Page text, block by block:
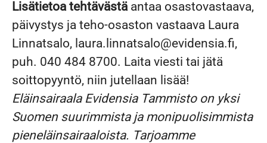
Lisätietoa tehtävästä antaa osastovastaava,
päivystys ja teho-osaston vastaava Laura
Linnatsalo, laura.linnatsalo@evidensia.fi,
puh. 040 484 8700. Laita viesti tai jätä
soittopyyntö, niin jutellaan lisää!
Eläinsairaala Evidensia Tammistoon yksi
Suomen suurimmista ja monipuolisimmista
pieneläinsairaaloista. Tarjoamme